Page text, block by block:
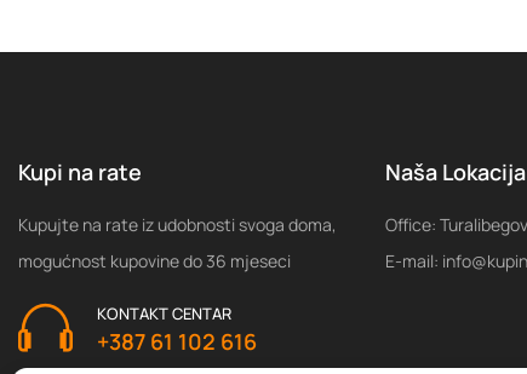
Kupi na rate
Kupujte na rate iz udobnosti svoga doma,
mogućnost kupovine do 36 mjeseci
KONTAKT CENTAR
+387 61 102 616
Naša Lokacija
Office:
E-mail: